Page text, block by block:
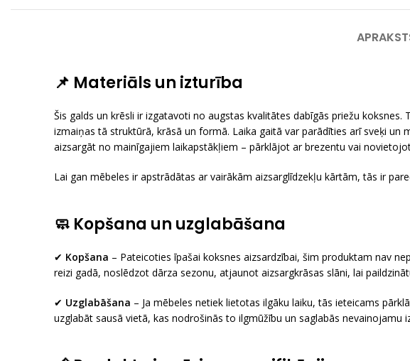
📌 Materiāls un izturība
Šis galds un krēsli ir izgatavoti no augstas kvalitātes dabīgās priežu
izmaiņas tā struktūrā, krāsā un formā. Laika gaitā var parādīties arī sveķi un
aizsargāt no mainīgajiem laikapstākļiem – pārklājot ar brezentu vai
Lai gan mēbeles ir apstrādātas ar vairākām aizsarglīdzekļu kārtām, tās ir
🧼 Kopšana un uzglabāšana
✔ Kopšana – Pateicoties īpašai koksnes aizsardzībai, šim produktam nav
reizi gadā, noslēdzot dārza sezonu, atjaunot aizsargkrāsas slāni, lai
✔ Uzglabāšana – Ja mēbeles netiek lietotas ilgāku laiku, tās ieteicams
uzglabāt sausā vietā, kas nodrošinās to ilgmūžību un saglabās nevainojamu